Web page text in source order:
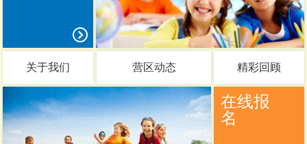
关于我们 营区动态 精彩回顾
在线报
名